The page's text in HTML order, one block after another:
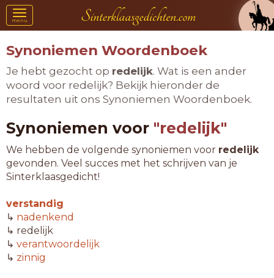
Toggle
navigation
menu
Synoniemen Woordenboek
Je hebt gezocht op redelijk. Wat is een ander
woord voor redelijk? Bekijk hieronder de
resultaten uit ons Synoniemen Woordenboek.
Synoniemen voor "redelijk"
We hebben de volgende synoniemen voor redelijk
gevonden. Veel succes met het schrijven van je
Sinterklaasgedicht!
verstandig
↳ nadenkend
↳ redelijk
↳ verantwoordelijk
↳ zinnig